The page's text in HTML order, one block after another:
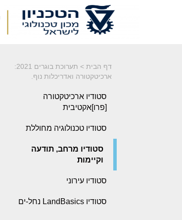
דף הבית >
תערוכת בוגרים 2021:
ארכיטקטורה ואדריכלות נוף.
סטודיו ארכיטקטורה
[פרו]אקטיבית
סטודיו טכנולוגיה מחוללת
סטודיו מרחב, תודעה
וקיימות
סטודיו עירוני
סטודיו LandBasics נחל-ים